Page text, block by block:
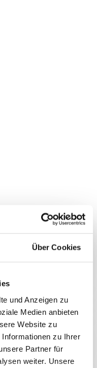
Über Cookies
und Anzeigen zu
Medien anbieten
Website zu
zu Ihrer
Partner für
weiter. Unsere